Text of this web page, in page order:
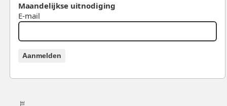
Maandelijkse uitnodiging
E-mail
Aanmelden